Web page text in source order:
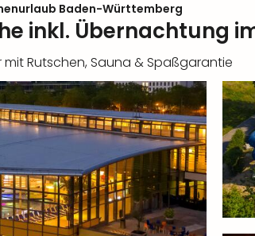
Baden-Württemberg
inkl. Übernachtung
Rutschen, Sauna & Spaßgarantie